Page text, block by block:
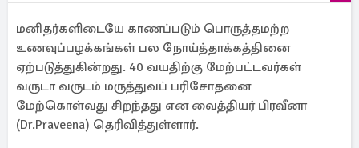
மனிதர்களிடையே காணப்படும் பொருத்தமற்ற
உணவுப்பழக்கங்கள் பல நோய்த்தாக்கத்தினை
ஏற்படுத்துகின்றது. 40 வயதிற்கு மேற்பட்டவர்கள்
வருடா வருடம் மருத்துவப் பரிசோதனை
மேற்கொள்வது சிறந்தது என வைத்தியர் பிரவீனா
(Dr.Praveena) தெரிவித்துள்ளார்.